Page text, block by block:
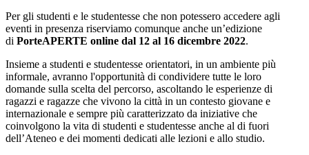
Per gli studenti e le studentesse che non potessero accedere agli
eventi in presenza riserviamo comunque anche un’edizione
di PorteAPERTE online dal 12 al 16 dicembre 2022.
Insieme a studenti e studentesse orientatori, in un ambiente più
informale, avranno l'opportunità di condividere tutte le loro
domande sulla scelta del percorso, ascoltando le esperienze di
ragazzi e ragazze che vivono la città in un contesto giovane e
internazionale e sempre più caratterizzato da iniziative che
coinvolgono la vita di studenti e studentesse anche al di fuori
dell’Ateneo e dei momenti dedicati alle lezioni e allo studio.